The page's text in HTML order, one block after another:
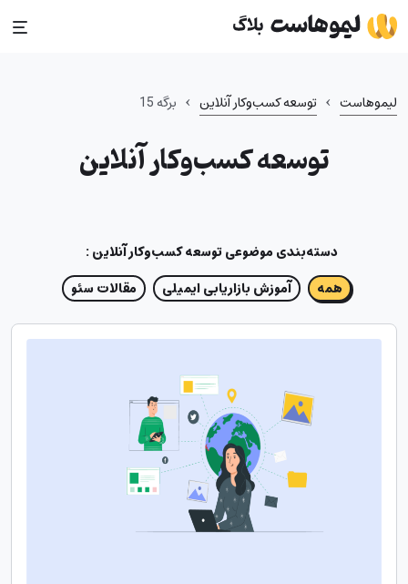
Skip
to
لیموهاست › توسعه کسب‌وکار آنلاین › برگه 15
توسعه کسب‌وکار آنلاین
دسته‌بندی موضوعیتوسعه کسب‌وکار آنلاین:
همه
آموزش بازاریابی ایمیلی مقالات سئو